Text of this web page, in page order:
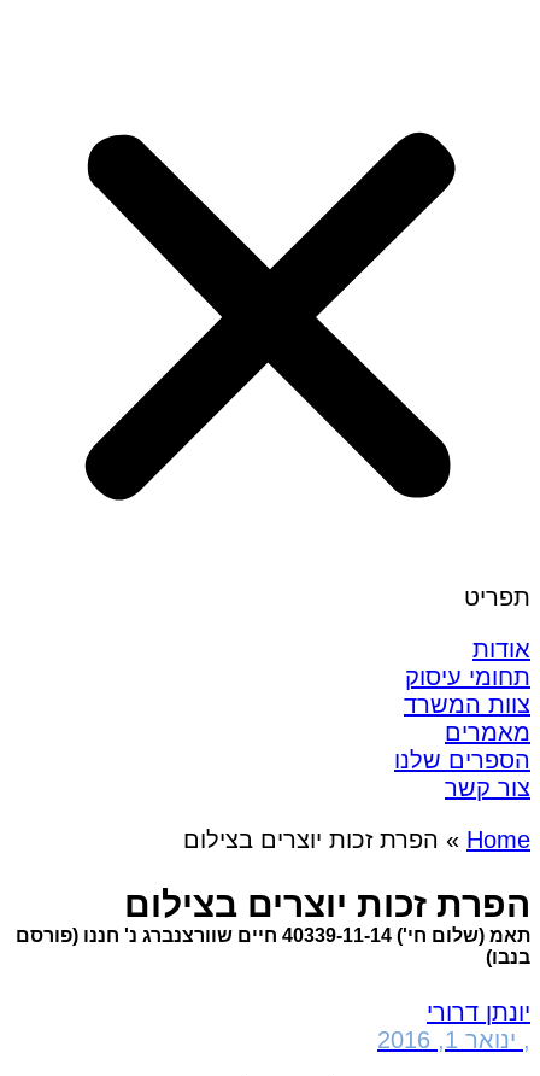
תפריט
אודות
תחומי עיסוק
צוות המשרד
מאמרים
הספרים שלנו
צור קשר
Home
» הפרת זכות יוצרים בצילום
הפרת זכות יוצרים בצילום
תאמ (שלום חי') 40339-11-14 חיים שוורצנברג נ' חננו (פורסם
בנבו)
יונתן דרורי
, ינואר 1, 2016